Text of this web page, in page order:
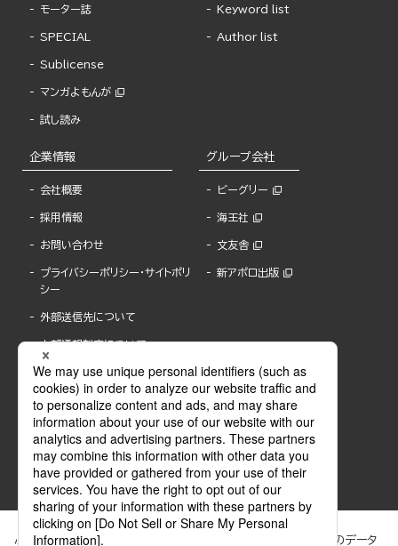
モーター誌
SPECIAL
Sublicense
マンガよもんが
試し読み
Keyword list
Author list
企業情報
会社概要
採用情報
お問い合わせ
プライバシーポリシー・サイトポリ
シー
外部送信先について
内部通報制度について
グループ会社
ビーグリー
海王社
文友舎
新アポロ出版
ぶんか社が運営するサイトでは、利便性向上のためにCookie等のデータ